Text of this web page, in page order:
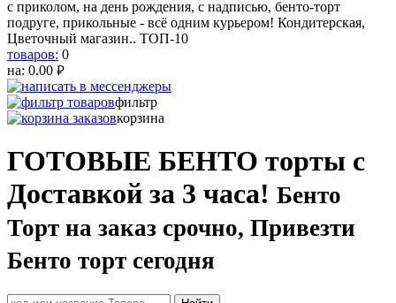
с приколом, на день рождения, с надписью, бенто-торт
подруге, прикольные - всё одним курьером! Кондитерская,
Цветочный магазин.. ТОП-10
товаров: 0
на: 0.00 руб.
фильтр
корзина
ГОТОВЫЕ БЕНТО торты с
Доставкой за 3 часа! Бенто
Торт на заказ срочно, Привезти
Бенто торт сегодня